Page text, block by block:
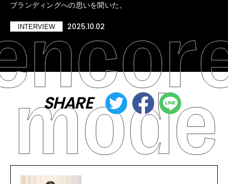
ブランディングへの思いを聞いた。
INTERVIEW 2025.10.02
SHARE